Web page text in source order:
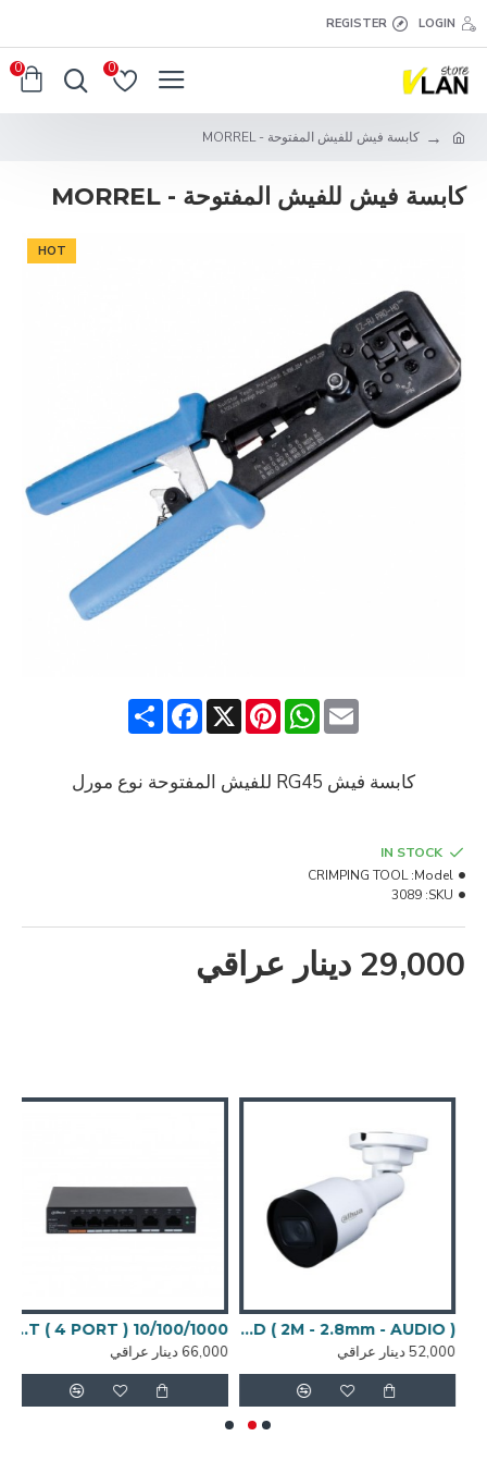
LOGIN
REGISTER
0
0
كابسة فيش للفيش المفتوحة - MORREL
كابسة فيش للفيش المفتوحة - MORREL
HOT
Share
Facebook X
Pinterest
WhatsAppEmail
كابسة فيش RG45 للفيش المفتوحة نوع مورل
29,000 دينار عراقي
IN STOCK
Model:
CRIMPING TOOL
SKU:
3089
IPC-HFW1239S1-A-LED ( 2M - 2.8mm - AUDIO )
52,000 دينار عراقي
DAHUA HUB POE 4006-4GT ( 4 PORT ) 10/100/1000
66,000 دينار عراقي